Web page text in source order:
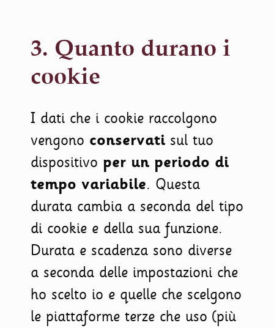
3. Quanto durano i
cookie
I dati che i cookie raccolgono
vengono conservati sul tuo
dispositivo per un periodo di
tempo variabile. Questa
durata cambia a seconda del tipo
di cookie e della sua funzione.
Durata e scadenza sono diverse
a seconda delle impostazioni che
ho scelto io e quelle che scelgono
le piattaforme terze che uso (più